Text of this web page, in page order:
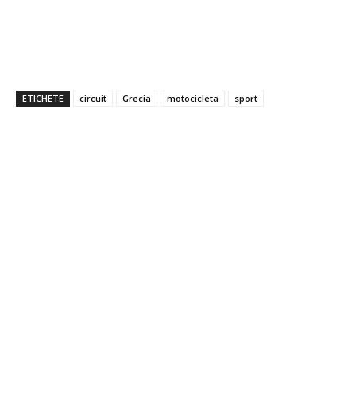
ETICHETE circuit Grecia motocicleta sport